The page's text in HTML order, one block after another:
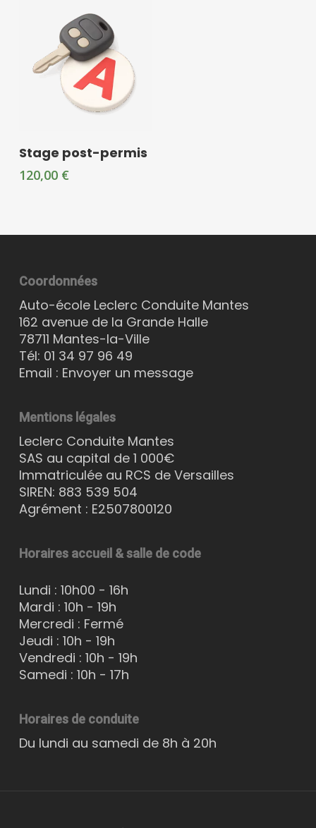
Stage post-permis
120,00 €
Coordonnées
Auto-école Leclerc Conduite Mantes
162 avenue de la Grande Halle
78711 Mantes-la-Ville
Tél: 01 34 97 96 49
Email : Envoyer un message
Mentions légales
Leclerc Conduite Mantes
SAS au capital de 1 000€
Immatriculée au RCS de Versailles
SIREN: 883 539 504
Agrément : E2507800120
Horaires accueil & salle de code
Lundi : 10h00 - 16h
Mardi : 10h - 19h
Mercredi : Fermé
Jeudi : 10h - 19h
Vendredi : 10h - 19h
Samedi : 10h - 17h
Horaires de conduite
Du lundi au samedi de 8h à 20h